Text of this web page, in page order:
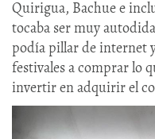
Quirigua, Bachue e
tocaba ser muy
podía pillar de internet
festivales a comprar lo
invertir en adquirir el